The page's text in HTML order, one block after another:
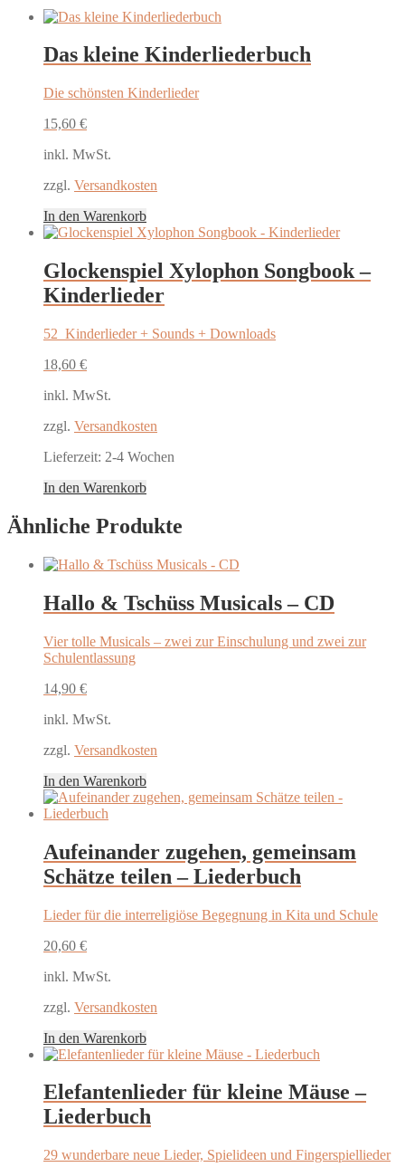
Das kleine Kinderliederbuch
Die schönsten Kinderlieder
15,60 €
inkl. MwSt.
zzgl. Versandkosten
In den Warenkorb
Glockenspiel Xylophon Songbook –
Kinderlieder
52 Kinderlieder+ Sounds + Downloads
18,60 €
inkl. MwSt.
zzgl. Versandkosten
Lieferzeit: 2-4 Wochen
In den Warenkorb
Ähnliche Produkte
Hallo & Tschüss Musicals – CD
Vier tolle Musicals – zwei zur Einschulung und zwei zur
Schulentlassung
14,90 €
inkl. MwSt.
zzgl. Versandkosten
In den Warenkorb
Aufeinander zugehen, gemeinsam
Schätze teilen – Liederbuch
Lieder für die interreligiöse Begegnung in Kita und Schule
20,60 €
inkl. MwSt.
zzgl. Versandkosten
In den Warenkorb
Elefantenlieder für kleine Mäuse –
Liederbuch
29 wunderbare neue Lieder, Spielideen und Fingerspiellieder